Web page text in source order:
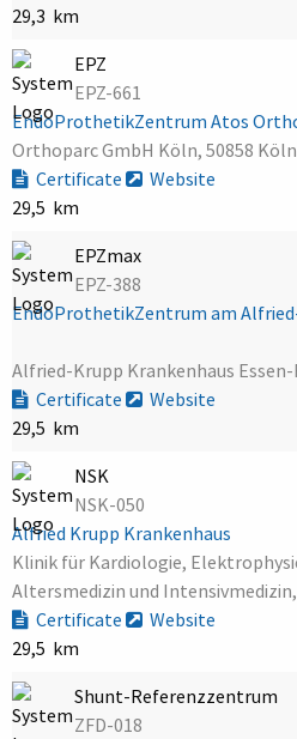
29,3 km
EPZ
EPZ-661
EndoProthetikZentrum Atos
Orthoparc GmbH Köln, 50858 Köln
Certificate
Website
29,5 km
EPZmax
EPZ-388
EndoProthetikZentrum am
Alfried-Krupp Krankenhaus
Certificate
Website
29,5 km
NSK
NSK-050
Alfried Krupp Krankenhaus
Klinik für Kardiologie,
Altersmedizin und Intensivmedizin,
Certificate
Website
29,5 km
Shunt-Referenzzentrum
ZFD-018